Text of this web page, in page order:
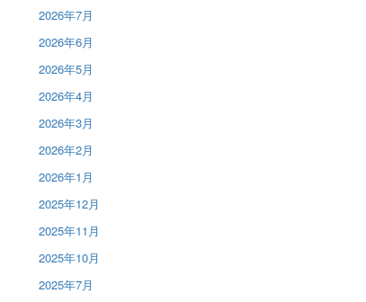
2026年7月
2026年6月
2026年5月
2026年4月
2026年3月
2026年2月
2026年1月
2025年12月
2025年11月
2025年10月
2025年7月